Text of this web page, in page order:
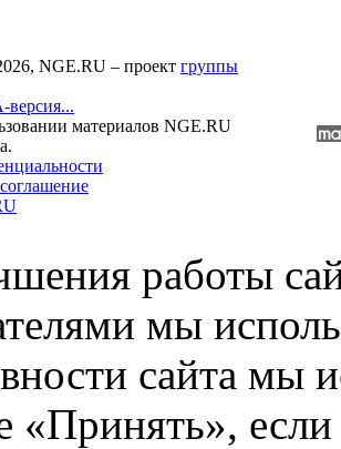
NGE.RU – проект группы
версия...
материалов NGE.RU
работы
мы
сайта мы
если